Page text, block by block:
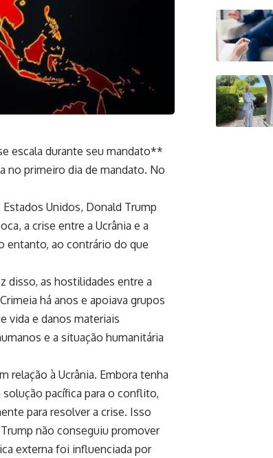
escala durante seu mandato**
no primeiro dia de mandato. No
Unidos, Donald Trump
a crise entre a Ucrânia e a
entanto, ao contrário do que
disso, as hostilidades entre a
há anos e apoiava grupos
vida e danos materiais
e a situação humanitária
relação à Ucrânia. Embora tenha
pacífica para o conflito,
para resolver a crise. Isso
não conseguiu promover
externa foi influenciada por